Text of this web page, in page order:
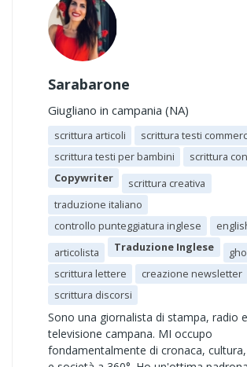
Sarabarone
Giugliano in campania (NA)
scrittura articoli
scrittura testi
scrittura testi per bambini
scrittura
Copywriter
scrittura creativa
traduzione italiano
controllo punteggiatura inglese
articolista
Traduzione Inglese
scrittura lettere
creazione newsletter
scrittura discorsi
Sono una giornalista di stampa, radio e
televisione campana. MI occupo
fondamentalmente di cronaca,